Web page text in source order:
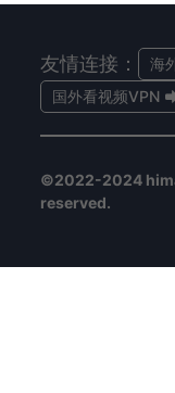
友情连接：
海
国外看视频VPN
©2022-2024
reserved.